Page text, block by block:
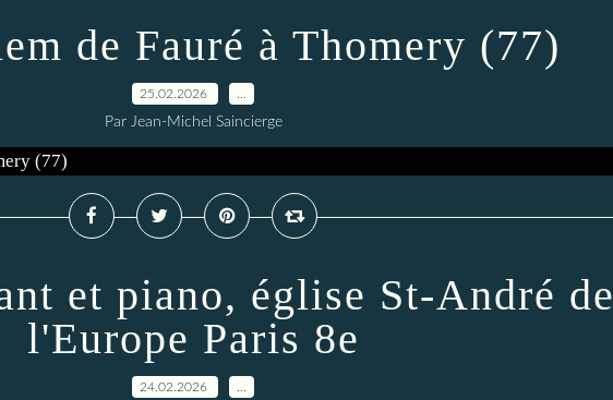
de Fauré à Thomery (77)
25.02.2026
Par Jean-Michel Saincierge
et piano, église St-André de
l'Europe Paris 8e
24.02.2026